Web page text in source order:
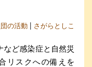
の活動 さがらとしこ
など感染症と自然災
リスクへの備えを